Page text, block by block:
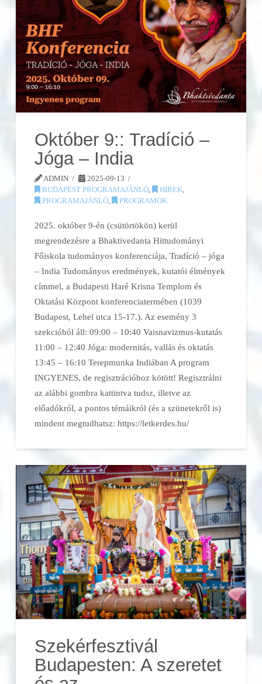
Október 9:: Tradíció –
Jóga – India
ADMIN
2025-09-13
BUDAPEST PROGRAMAJÁNLÓ, HÍREK,
PROGRAMAJÁNLÓ, PROGRAMOK
2025. október 9-én (csütörtökön) kerül
megrendezésre a Bhaktivedanta Hittudományi
Főiskola tudományos konferenciája, Tradíció – jóga
– India Tudományos eredmények, kutatói élmények
címmel, a Budapesti Haré Krisna Templom és
Oktatási Központ konferenciatermében (1039
Budapest, Lehel utca 15-17.). Az esemény 3
szekcióból áll: 09:00 – 10:40 Vaisnavizmus-kutatás
11:00 – 12:40 Jóga: modernitás, vallás és oktatás
13:45 – 16:10 Terepmunka Indiában A program
INGYENES, de regisztrációhoz kötött! Regisztrálni
az alábbi gombra kattintva tudsz, illetve az
előadókról, a pontos témáikról (és a szünetekről is)
mindent megtudhatsz: https://letkerdes.hu/
Szekérfesztivál
Budapesten: A szeretet